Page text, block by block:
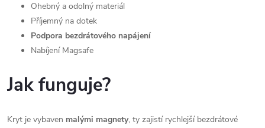
Ohebný a odolný materiál
Příjemný na dotek
Podpora bezdrátového napájení
Nabíjení Magsafe
Jak funguje?
Kryt je vybaven malými magnety, ty zajistí rychlejší bezdrátové